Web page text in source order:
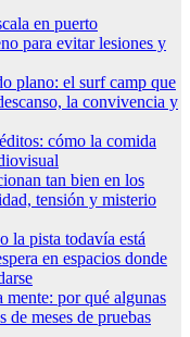
en puerto
para evitar lesiones y
plano: el surf camp que
la convivencia y
cómo la comida
tan bien en los
tensión y misterio
la pista todavía está
en espacios donde
mente: por qué algunas
de meses de pruebas